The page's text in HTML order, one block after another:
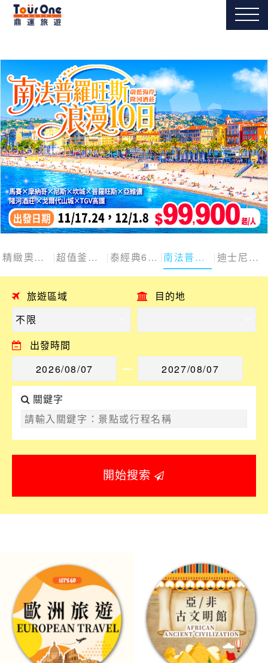
精緻奧捷斯匈四國 超值釜慶邱 泰經典6日 南法普羅旺斯10日 迪士尼探險號
旅遊區域 目的地
出發時間
關鍵字
開始搜索